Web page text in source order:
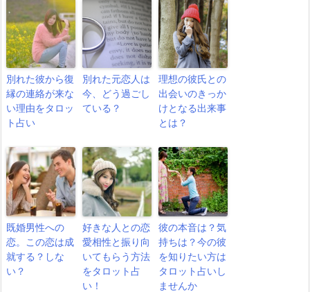
別れた彼から復
縁の連絡が来な
い理由をタロッ
ト占い
別れた元恋人は
今、どう過ごし
ている？
理想の彼氏との
出会いのきっか
けとなる出来事
とは？
既婚男性への
恋。この恋は成
就する？しな
い？
好きな人との恋
愛相性と振り向
いてもらう方法
をタロット占
い！
彼の本音は？気
持ちは？今の彼
を知りたい方は
タロット占いし
ませんか